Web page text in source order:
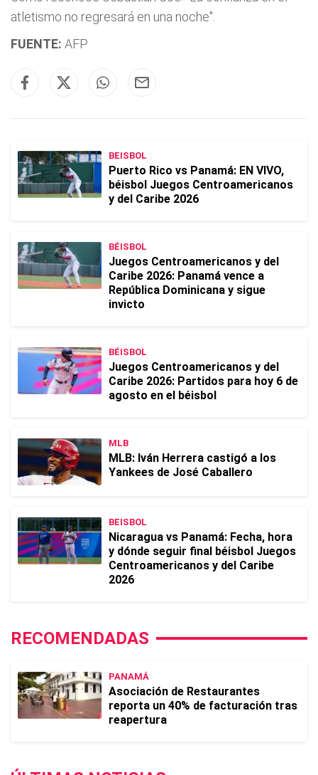
atletismo no regresará en una noche".
FUENTE: AFP
BEISBOL
Puerto Rico vs Panamá: EN VIVO,
béisbol Juegos Centroamericanos
y del Caribe 2026
BÉISBOL
Juegos Centroamericanos y del
Caribe 2026: Panamá vence a
República Dominicana y sigue
invicto
BÉISBOL
Juegos Centroamericanos y del
Caribe 2026: Partidos para hoy 6 de
agosto en el béisbol
MLB
MLB: Iván Herrera castigó a los
Yankees de José Caballero
BEISBOL
Nicaragua vs Panamá: Fecha, hora
y dónde seguir final béisbol Juegos
Centroamericanos y del Caribe
2026
RECOMENDADAS
PANAMÁ
Asociación de Restaurantes
reporta un 40% de facturación tras
reapertura